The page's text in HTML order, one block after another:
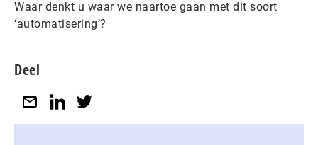
Waar denkt u waar we naartoe gaan met dit soort
‘automatisering’?
Deel